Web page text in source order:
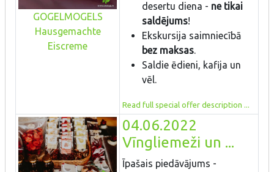
GOGELMOGELS
Hausgemachte
Eiscreme
desertu diena - ne tikai
saldējums!
Ekskursija saimniecībā
bez maksas.
Saldie ēdieni, kafija un
vēl.
Read full special offer description ...
04.06.2022
Vīngliemeži un ...
Īpašais piedāvājums -